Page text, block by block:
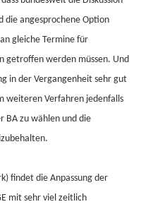
die angesprochene Option
gleiche Termine für
getroffen werden müssen. Und
in der Vergangenheit sehr gut
weiteren Verfahren jedenfalls
BA zu wählen und die
findet die Anpassung der
mit sehr viel zeitlich